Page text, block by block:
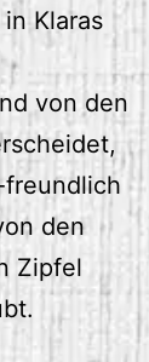
Klaras
von den
den
Zipfel